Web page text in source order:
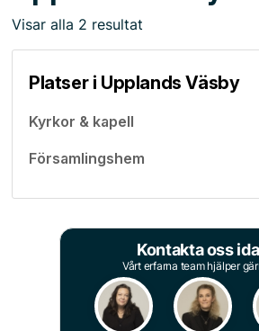
Visar alla 2 resultat
Platser i Upplands Väsby
Kyrkor & kapell
Församlingshem
Kontakta oss
Vårt erfarna team hjälper